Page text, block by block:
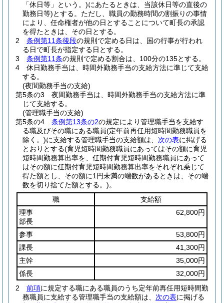
「休日等」という。)にあたるときは、当該休日等の直後の
勤務日等)とする。 ただし、職員の勤務時間の割振りの事情
により、任命権者が他の日とすることについて町長の承認
を得たときは、その日とする。
2
条例第11条後段の規則で定める日は、国の行事が行われ
る日で町長が指定する日とする。
3
条例第11条の規則で定める割合は、100分の135とする。
4
休日勤務手当は、時間外勤務手当の支給方法に準じて支給
する。
(夜間勤務手当の支給)
第5条の3
夜間勤務手当は、時間外勤務手当の支給方法に準
じて支給する。
(管理職手当の支給)
第5条の4
条例第13条の2の規定により管理職手当を支給す
る職及びその職にある職員(定年前再任用短時間勤務職員を
除く。)に支給する管理職手当の支給額は、 次の表に掲げる
とおりとする(育児短時間勤務職員にあってはその額に育児
短時間勤務算出率を、任期付育児短時間勤務職員にあって
はその額に任期付育児短時間勤務算出率をそれぞれ乗じて
得た額とし、その額に1円未満の端数があるときは、その端
数を切り捨てた額とする。)。
職
支給額
理事
部長
62,800円
参事
53,800円
課長
41,300円
主幹
35,000円
係長
32,000円
2
前項に規定する職にある職員のうち定年前再任用短時間勤
務職員に支給する管理職手当の支給額は、 次の表に掲げる